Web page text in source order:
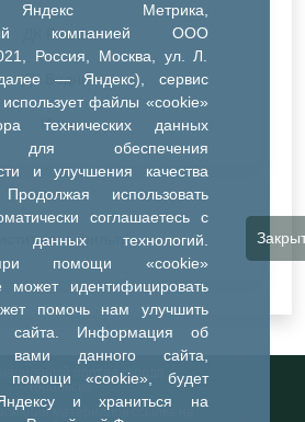
Яндекс Метрика,
компанией ООО
Россия, Москва, ул. Л.
— Яндекс), сервис
файлы «cookie»
технических данных
для обеспечения
и улучшения качества
использовать
соглашаетесь с
данных технологий.
помощи «cookie»
идентифицировать
помочь нам улучшить
сайта. Информация об
вами данного сайта,
помощи «cookie», будет
и храниться на
ДК Речник
ДК Водник
Иное
все фильтры
портал города
Тобольска
материалов ссылка на